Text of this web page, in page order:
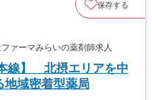
保存する
ァーマみらいの薬剤師求人
線】 北摂エリアを中
地域密着型薬局